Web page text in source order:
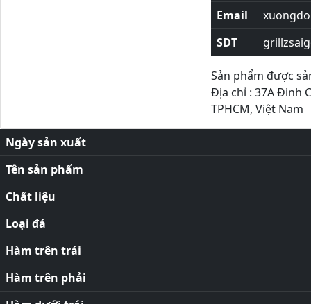
Email
SDT
Sản phẩm được
Địa chỉ : 37A Đinh
TPHCM, Việt Nam
Ngày sản xuất
Tên sản phẩm
Chất liệu
Loại đá
Hàm trên trái
Hàm trên phải